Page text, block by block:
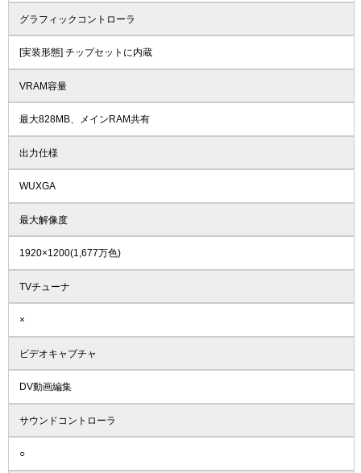
グラフィックコントローラ
[実装形態] チップセットに内蔵
VRAM容量
最大828MB、メインRAM共有
出力仕様
WUXGA
最大解像度
1920×1200(1,677万色)
TVチューナ
×
ビデオキャプチャ
DV動画編集
サウンドコントローラ
○